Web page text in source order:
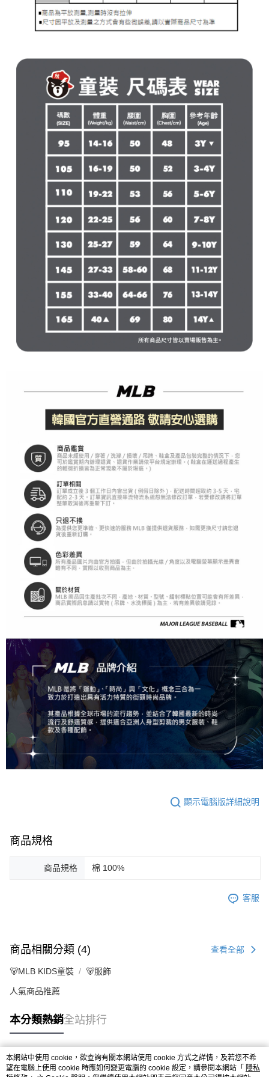
顯示電腦版詳細說明
商品規格
商品規格 棉 100%
客服
商品相關分類 (4) 查看全部
🐻MLB KIDS童裝 🐻服飾
人氣商品推薦
本分類熱銷全站排行
熱門標籤
本網站中使用 cookie，欲查詢有關本網站使用 cookie 方式之詳情，及若您不希
望在電腦上使用 cookie 時應如何變更電腦的 cookie 設定，請參閱本網站「 隱私